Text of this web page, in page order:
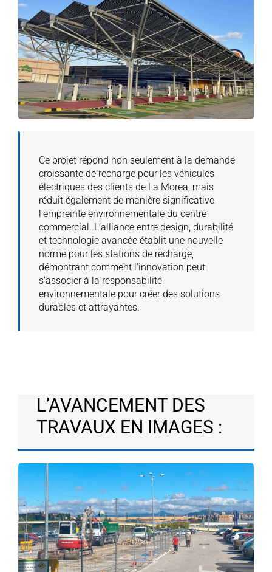
Ce projet répond non seulement à la demande
croissante de recharge pour les véhicules
électriques des clients de La Morea, mais
réduit également de manière significative
l'empreinte environnementale du centre
commercial. L’alliance entre design, durabilité
et technologie avancée établit une nouvelle
norme pour les stations de recharge,
démontrant comment l'innovation peut
s'associer à la responsabilité
environnementale pour créer des solutions
durables et attrayantes.
L’AVANCEMENT DES
TRAVAUX EN IMAGES :